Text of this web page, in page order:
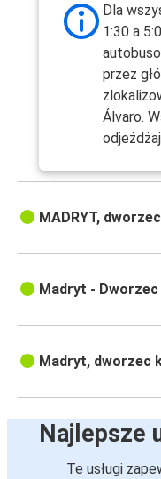
Dla
1:30 a
przez
Álvaro.
MADRYT,
Madryt -
Madryt, dworzec
Najlepsze
Te usługi